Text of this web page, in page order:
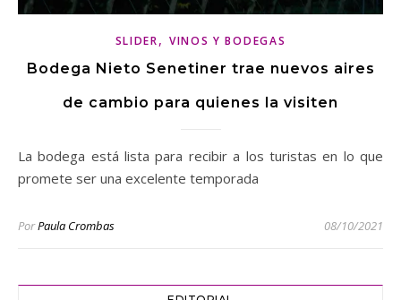
SLIDER, VINOS Y BODEGAS
Bodega Nieto Senetiner trae nuevos aires
de cambio para quienes la visiten
La bodega está lista para recibir a los turistas en lo que
promete ser una excelente temporada
PorPaula Crombas 08/10/2021